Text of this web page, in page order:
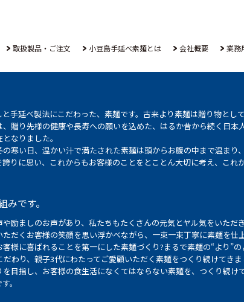
取扱製品・ご注文 小豆島手延べ素麺とは 会社概要 業務
手延べ製法にこだわった、素麺です。古来より素麺は贈り物とし
贈り先様の健康や長寿への願いを込めた、はるか昔から続く日本
なりました。
寒い日、温かい汁で満たされた素麺は頭からお腹の中まで温まり
りに思い、これからもお客様のことをとことん大切に考え、これ
です。
励ましのお声があり、私たちもたくさんの元気とヤル気をいただき
だくお客様の笑顔を思い浮かべながら、一束一束丁寧に素麺を仕上
様に喜ばれることを第一にした素麺づくり?まるで素麺の“より”
わり、親子3代にわたってご愛顧いただく素麺をつくり続けてきま
目指し、お客様の食生活になくてはならない素麺を、つくり続け
。